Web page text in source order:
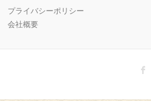
プライバシーポリシー
会社概要